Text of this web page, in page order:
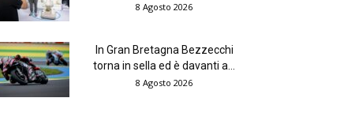
8 Agosto 2026
In Gran Bretagna Bezzecchi
torna in sella ed è davanti a...
8 Agosto 2026